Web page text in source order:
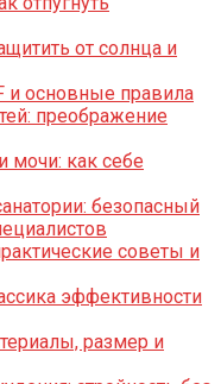
от солнца и
и основные правила
преображение
мочи: как себе
безопасный
советы и
эффективности
размер и